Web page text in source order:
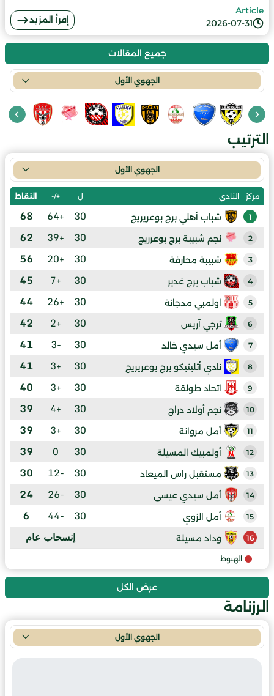
2026-07-31
Article
إقرأ المزيد
جميع المقالات
الجهوي الأول
الترتيب
الجهوي الأول
مركز النادي ل +/- النقاط
1 شباب أهلي برج بوعريريج 30
+64
68
2 نجم شبيبة برج بوعرريج 30
+39
62
3 شبيبة محارقة 30
+20
56
4 شباب برج غدير 30
+7
45
5 اولمبي مدجانة 30
+26
44
6 ترجي آريس 30
+2
42
7 أمل سيدي خالد 30
-3
41
8 نادي أتليتيكو برج بوعريريج 30
+3
41
9 اتحاد طولقة 30
+3
40
10 نجم أولاد دراج 30
+4
39
11 أمل مروانة 30
+3
39
12 أولمبيك المسيلة 30
0
39
13 مستقبل راس الميعاد 30
-12
30
14 أمل سيدي عيسى 30
-26
24
15 أمل الزوي 30
-44
6
16 وداد مسيلة إنسحاب عام
الهبوط
عرض الكل
الرزنامة
الجهوي الأول